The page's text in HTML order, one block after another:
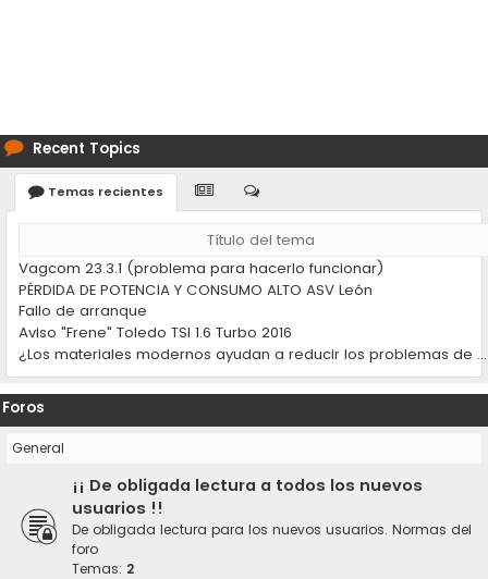
Recent Topics
Temas recientes
Título del tema
Vagcom 23.3.1 (problema para hacerlo funcionar)
PÉRDIDA DE POTENCIA Y CONSUMO ALTO ASV León
Fallo de arranque
Aviso "Frene" Toledo TSI 1.6 Turbo 2016
¿Los materiales modernos ayudan a reducir los problemas de desgaste en los coches?
Foros
General
¡¡ De obligada lectura a todos los nuevos
usuarios !!
De obligada lectura para los nuevos usuarios. Normas del
foro
Temas: 2